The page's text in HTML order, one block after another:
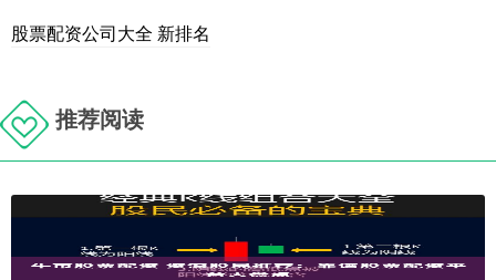
股票配资公司大全 新排名
推荐阅读